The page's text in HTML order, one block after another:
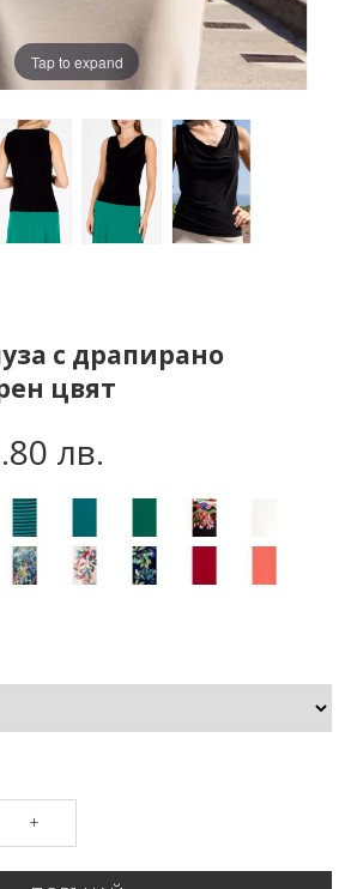
Tap to expand
с драпирано
цвят
лв.
+